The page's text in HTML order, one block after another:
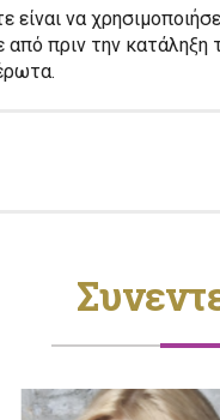
είναι να
πριν την